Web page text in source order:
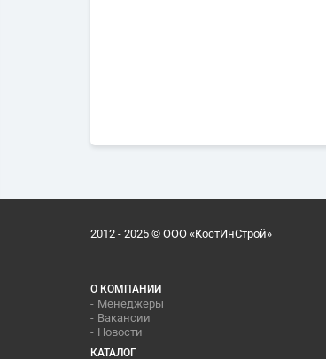
2012 - 2025 © ООО «КостИнСтрой»
О КОМПАНИИ
Менеджеры
Вакансии
Новости
КАТАЛОГ